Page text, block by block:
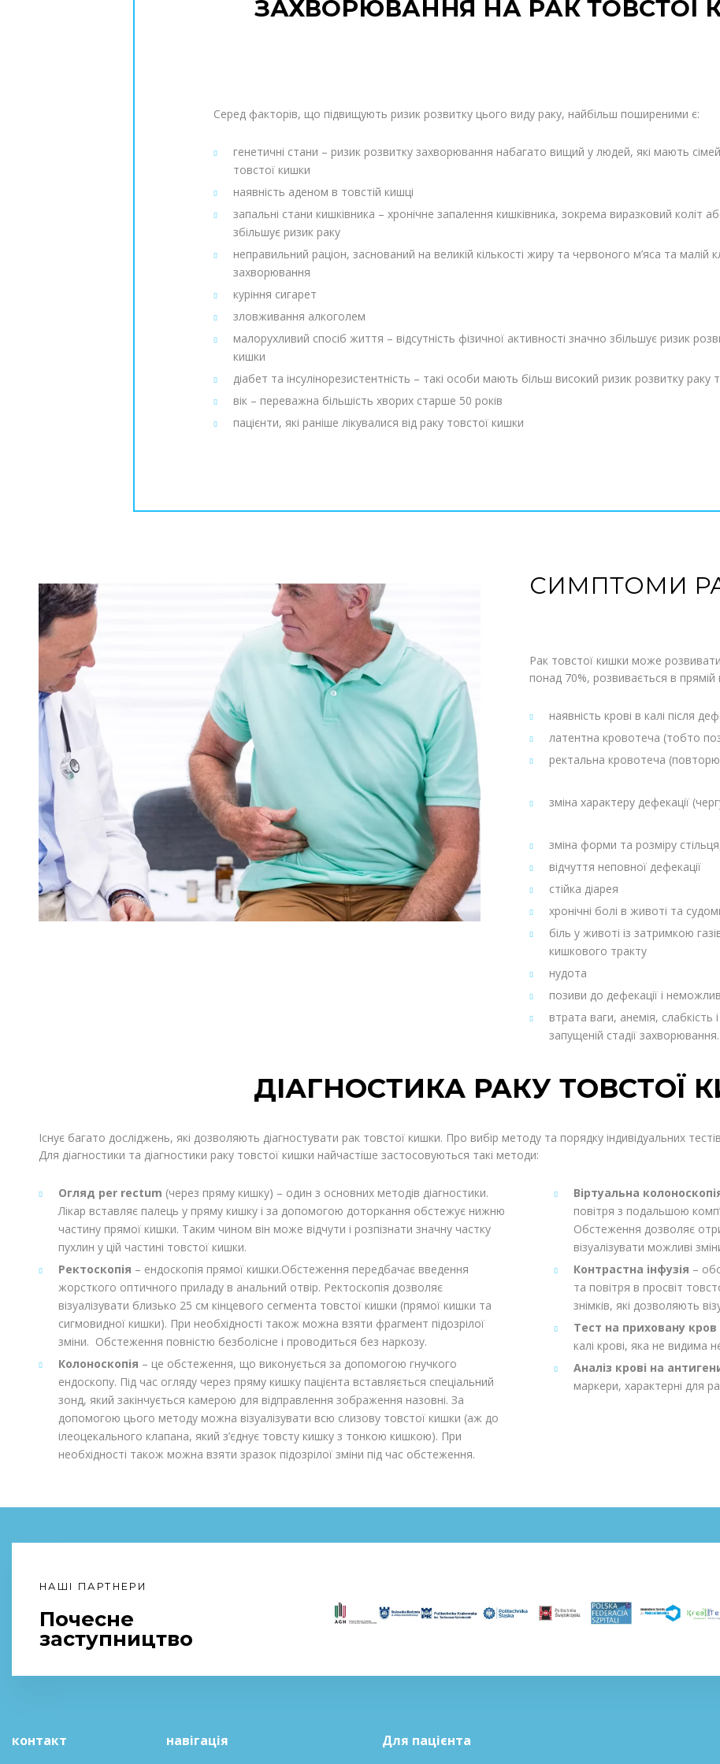
ЗАХВОРЮВАННЯ НА РАК ТОВСТОЇ
Серед факторів, що підвищують ризик розвитку цього виду раку, найбільш поширеними є:
генетичні стани – ризик розвитку захворювання набагато вищий у людей, які мають
товстої кишки
наявність аденом в товстій кишці
запальні стани кишківника – хронічне запалення кишківника, зокрема виразковий коліт
збільшує ризик раку
неправильний раціон, заснований на великій кількості жиру та червоного м’яса та малій
захворювання
куріння сигарет
зловживання алкоголем
малорухливий спосіб життя – відсутність фізичної активності значно збільшує ризик
кишки
діабет та інсулінорезистентність – такі особи мають більш високий ризик розвитку раку
вік – переважна більшість хворих старше 50 років
пацієнти, які раніше лікувалися від раку товстої кишки
СИМПТОМИ
Рак товстої кишки може
понад 70%, розвивається в
наявність крові в калі після
латентна кровотеча (тобто
ректальна кровотеча
зміна характеру дефекації
зміна форми та розміру
відчуття неповної дефекації
стійка діарея
хронічні болі в животі та
біль у животі із затримкою
кишкового тракту
нудота
позиви до дефекації і
втрата ваги, анемія,
запущеній стадії захворювання.
ДІАГНОСТИКА РАКУ ТОВСТОЇ
Існує багато досліджень, які дозволяють діагностувати рак товстої кишки. Про вибір методу та порядку індивідуальних
Для діагностики та діагностики раку товстої кишки найчастіше застосовуються такі методи:
Огляд per rectum (через пряму кишку) – один з основних методів діагностики.
Лікар вставляє палець у пряму кишку і за допомогою доторкання обстежує нижню
частину прямої кишки. Таким чином він може відчути і розпізнати значну частку
пухлин у цій частині товстої кишки.
Ректоскопія – ендоскопія прямої кишки.Обстеження передбачає введення
жорсткого оптичного приладу в анальний отвір. Ректоскопія дозволяє
візуалізувати близько 25 см кінцевого сегмента товстої кишки (прямої кишки та
сигмовидної кишки). При необхідності також можна взяти фрагмент підозрілої
зміни. Обстеження повністю безболісне і проводиться без наркозу.
Колоноскопія – це обстеження, що виконується за допомогою гнучкого
ендоскопу. Під час огляду через пряму кишку пацієнта вставляється спеціальний
зонд, який закінчується камерою для відправлення зображення назовні. За
допомогою цього методу можна візуалізувати всю слизову товстої кишки (аж до
ілеоцекального клапана, який з’єднує товсту кишку з тонкою кишкою). При
необхідності також можна взяти зразок підозрілої зміни під час обстеження.
Віртуальна
повітря з подальшою
Обстеження дозволяє
візуалізувати можливі
Контрастна інфузія –
та повітря в просвіт
знімків, які дозволяють
Тест на приховану кров
калі крові, яка не видима
Аналіз крові на
маркери, характерні для
НАШІ ПАРТНЕРИ
Почесне
заступництво
контакт навігація Для пацієнта